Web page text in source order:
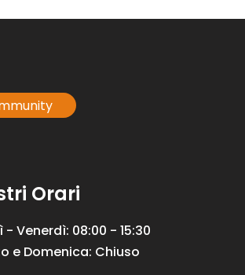
Orari
- Venerdì: 08:00 - 15:30
e Domenica: Chiuso